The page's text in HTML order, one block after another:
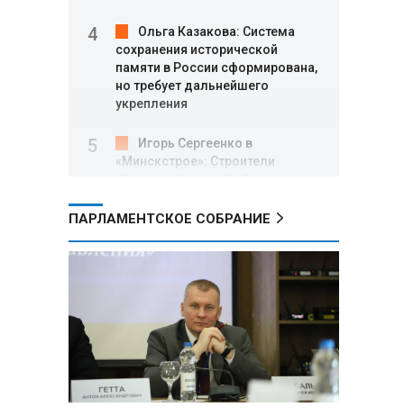
Ольга Казакова: Система
сохранения исторической
памяти в России сформирована,
но требует дальнейшего
укрепления
Игорь Сергеенко в
«Минскстрое»: Строители
в улучшении охраны труда
МИД РФ: Поездка
Зеленского в США не принесла
ожидаемых результатов
Белорусские школьники
собрали первые «космические»
томаты из семян, побывавших
на орбите
ПАРЛАМЕНТСКОЕ СОБРАНИЕ